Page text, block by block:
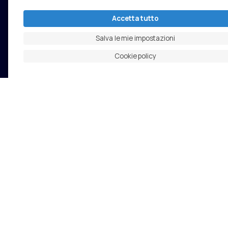
Accetta tutto
Salva le mie impostazioni
Cookie policy